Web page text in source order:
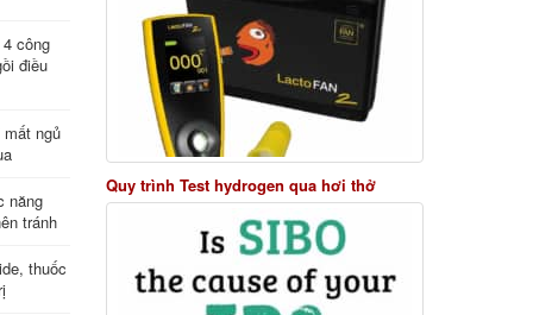
công
điều
ngủ
năng
tránh
thuốc
Quy trình Test hydrogen qua hơi thở